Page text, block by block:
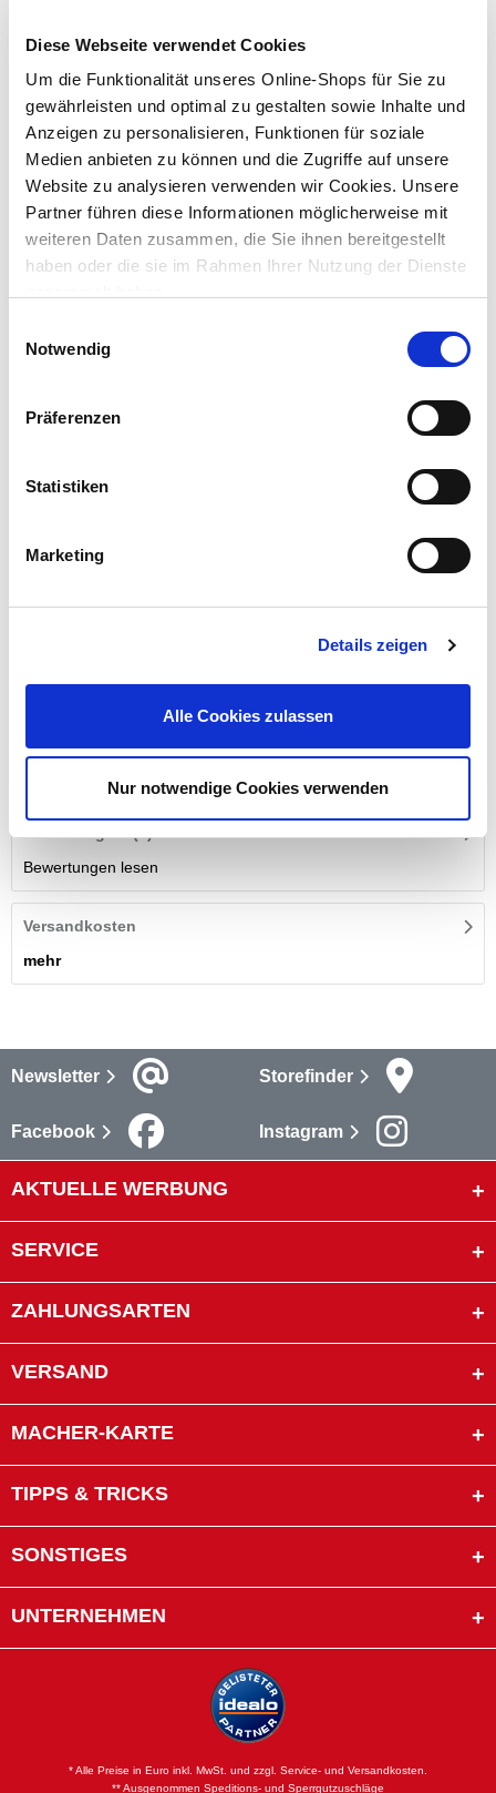
Diese Webseite verwendet Cookies
Um die Funktionalität unseres Online-Shops für Sie zu
gewährleisten und optimal zu gestalten sowie Inhalte und
Anzeigen zu personalisieren, Funktionen für soziale
Medien anbieten zu können und die Zugriffe auf unsere
Website zu analysieren verwenden wir Cookies. Unsere
Partner führen diese Informationen möglicherweise mit
weiteren Daten zusammen, die Sie ihnen bereitgestellt
haben oder die sie im Rahmen Ihrer Nutzung der Dienste
Notwendig
Präferenzen
Statistiken
Marketing
Details zeigen
Alle Cookies zulassen
Nur notwendige Cookies verwenden
Jetzt prüfen und Markt auswählen
Menge
In den Warenkorb
Merken
ZUBEHÖR UND PASSENDE ARTIKEL:
Edelstahl Schweizer Kelle 480x130 mm mit Holzgriff
9,99 €
Gleich mitkaufen!
Beschreibung
Kaufe hier Steckbogen EN20 2er Set für Isolierrohre. Ideal für
90° Abwinkelungen und saubere Leitungsführung. Jetzt günstig
Bewertungen lesen
Versandkosten
mehr
Newsletter Storefinder
Facebook Instagram
AKTUELLE WERBUNG
SERVICE
ZAHLUNGSARTEN
VERSAND
MACHER-KARTE
TIPPS & TRICKS
SONSTIGES
UNTERNEHMEN
* Alle Preise in Euro inkl. MwSt. und zzgl. Service- und Versandkosten.
** Ausgenommen Speditions- und Sperrgutzuschläge